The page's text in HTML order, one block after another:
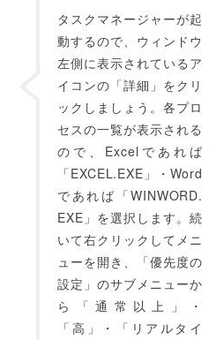
タスクマネージャーが起
動するので、ウィンドウ
左側に表示されているア
イコンの「詳細」をクリ
ックしましょう。各プロ
セスの一覧が表示される
ので、Excelであれば
「EXCEL.EXE」・Word
であれば「WINWORD.
EXE」を選択します。続
いて右クリックしてメニ
ューを開き、「優先度の
設定」のサブメニューか
ら「通常以上」・
「高」・「リアルタイ